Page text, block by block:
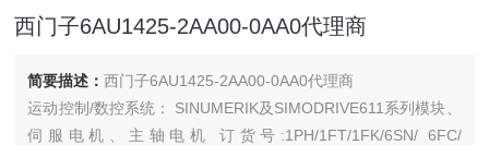
西门子6AU1425-2AA00-0AA0代理商
简要描述：西门子6AU1425-2AA00-0AA0代理商
运动控制/数控系统： SINUMERIK及SIMODRIVE611系列模块、
伺服电机、主轴电机 订货号:1PH/1FT/1FK/6SN/ 6FC/